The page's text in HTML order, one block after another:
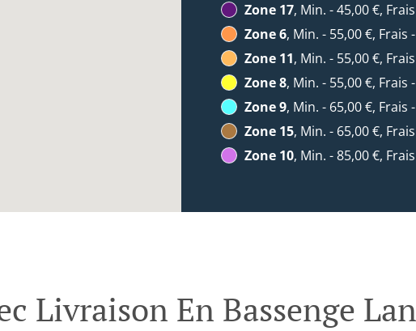
Zone 17, Min. - 45,00 €,
Zone 6, Min. - 55,00 €, Frais
Zone 11, Min. - 55,00 €,
Zone 8, Min. - 55,00 €, Frais
Zone 9, Min. - 65,00 €, Frais
Zone 15, Min. - 65,00 €,
Zone 10, Min. - 85,00 €,
Livraison En Bassenge